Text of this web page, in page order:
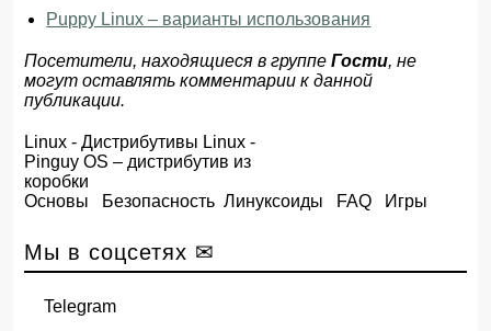
Puppy Linux – варианты использования
Посетители, находящиеся в группеГости, не
могут оставлять комментарии к данной
публикации.
Linux -Дистрибутивы Linux -
Pinguy OS – дистрибутив из
коробки
Основы
Безопасность Линуксоиды FAQ Игры
Мы в соцсетях ✉
Telegram